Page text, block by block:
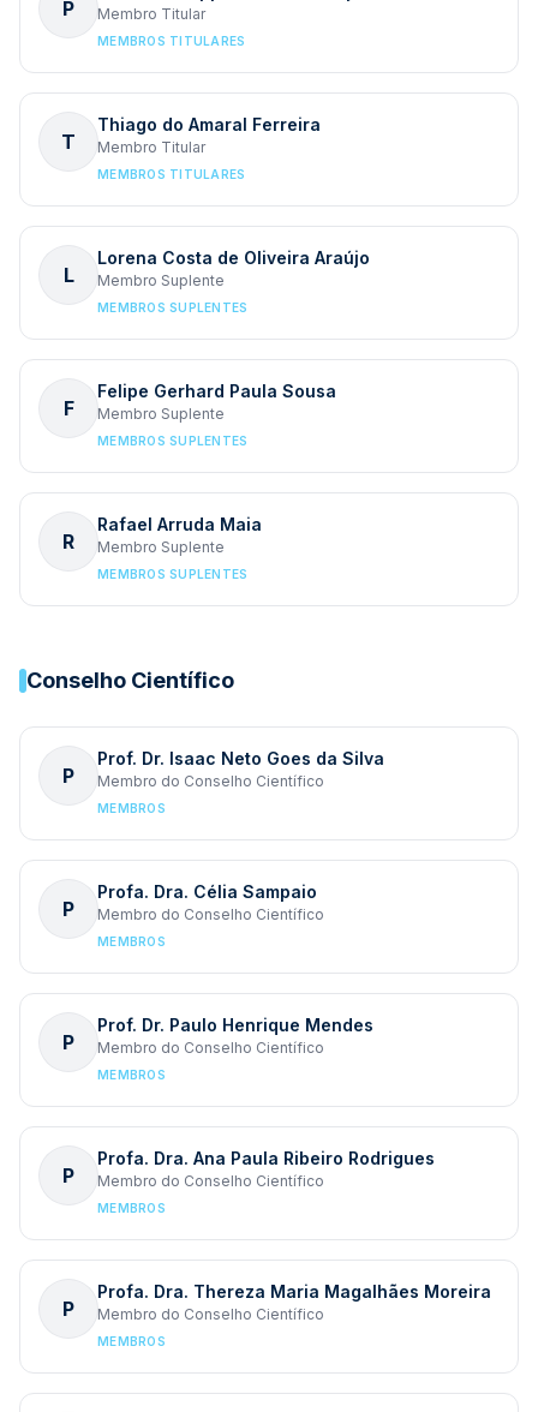
P Membro Titular
MEMBROS TITULARES
T
Thiago do Amaral Ferreira
Membro Titular
MEMBROS TITULARES
L
Lorena Costa de Oliveira Araújo
Membro Suplente
MEMBROS SUPLENTES
F
Felipe Gerhard Paula Sousa
Membro Suplente
MEMBROS SUPLENTES
R
Rafael Arruda Maia
Membro Suplente
MEMBROS SUPLENTES
Conselho Científico
P
Prof. Dr. Isaac Neto Goes da Silva
Membro do Conselho Científico
MEMBROS
P
Profa. Dra. Célia Sampaio
Membro do Conselho Científico
MEMBROS
P
Prof. Dr. Paulo Henrique Mendes
Membro do Conselho Científico
MEMBROS
P
Profa. Dra. Ana Paula Ribeiro Rodrigues
Membro do Conselho Científico
MEMBROS
P
Profa. Dra. Thereza Maria Magalhães Moreira
Membro do Conselho Científico
MEMBROS